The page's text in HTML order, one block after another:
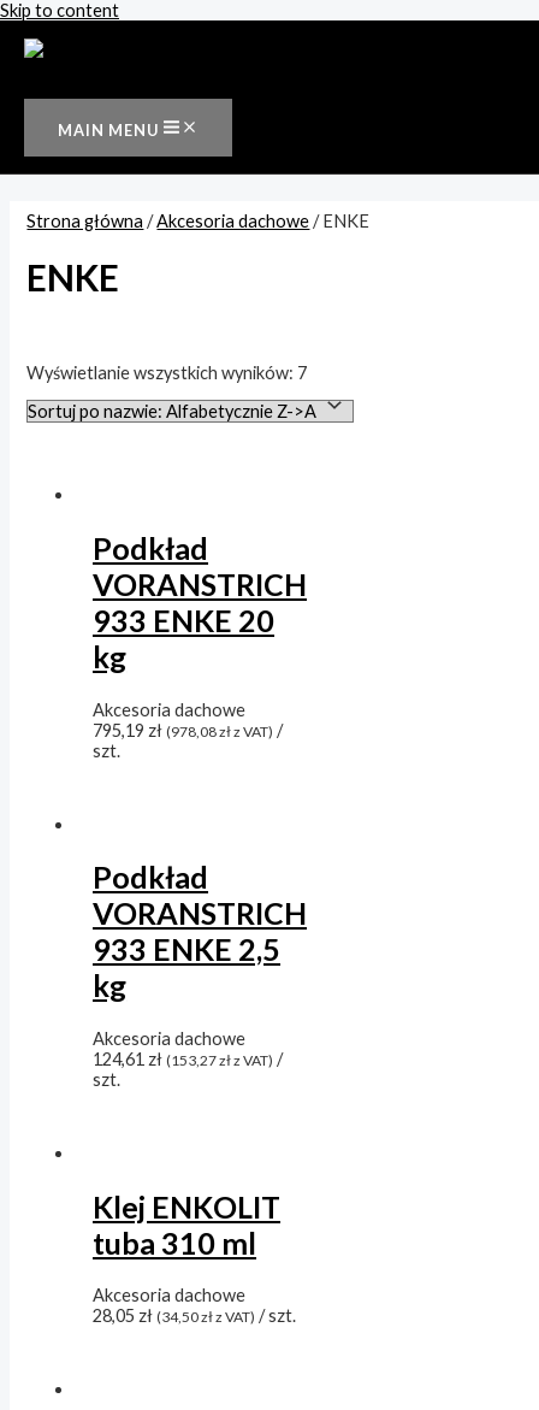
Skip to content
MAIN MENU
Strona główna /Akcesoria dachowe/ ENKE
ENKE
Wyświetlanie wszystkich wyników: 7
Podkład
VORANSTRICH
933 ENKE 20
kg
Akcesoria dachowe
795,19 zł (978,08złz VAT) /
szt.
Podkład
VORANSTRICH
933 ENKE 2,5
kg
Akcesoria dachowe
124,61 zł (153,27złz VAT) /
szt.
Klej ENKOLIT
tuba 310 ml
Akcesoria dachowe
28,05 zł (34,50złz VAT) / szt.